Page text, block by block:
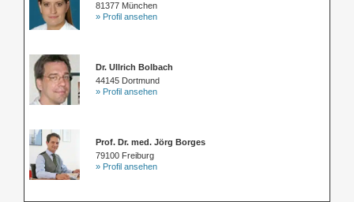
81377 München
» Profil ansehen
Dr. Ullrich Bolbach
44145 Dortmund
» Profil ansehen
Prof. Dr. med. Jörg Borges
79100 Freiburg
» Profil ansehen